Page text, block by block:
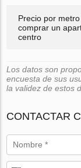
Precio por
comprar un
centro
Los datos son
encuesta de sus
la validez de estos
CONTACTAR